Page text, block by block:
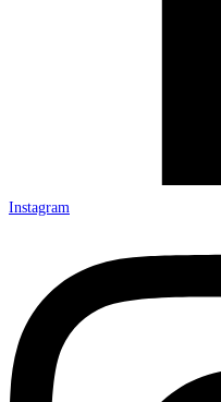
Instagram